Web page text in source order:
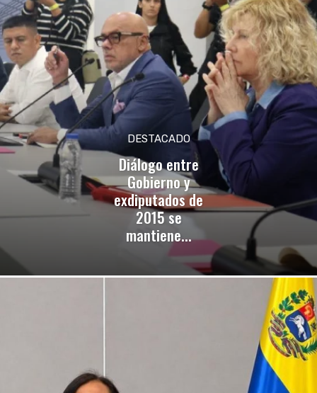
DESTACADO
Diálogo entre
Gobierno y
exdiputados de
2015 se
mantiene...